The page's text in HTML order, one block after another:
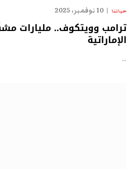
حياتنا 10 نوفمبر، 2025
ترامب وويتكوف.. مليارات
الإماراتية
…